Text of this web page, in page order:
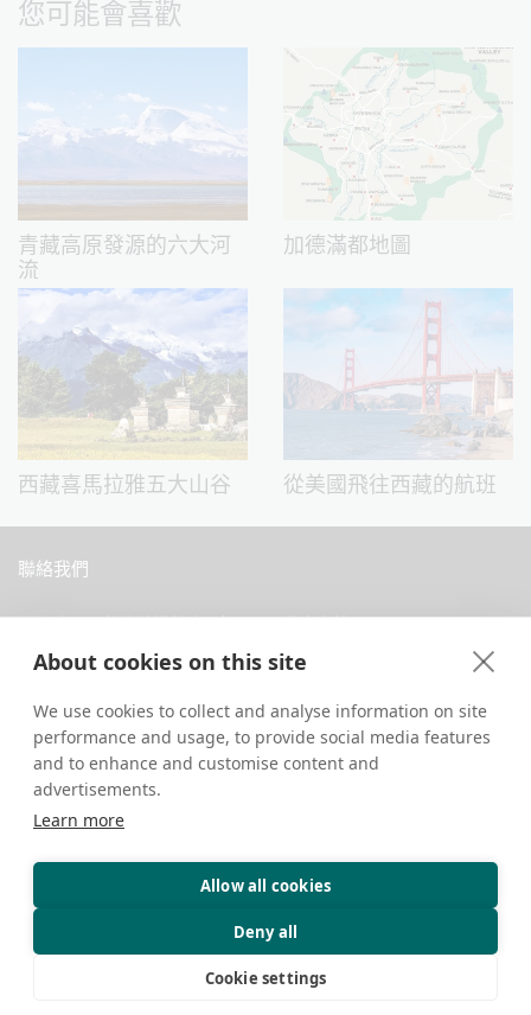
About cookies on this site
We use cookies to collect and analyse information on site
performance and usage, to provide social media features
and to enhance and customise content and
advertisements.
Learn more
Allow all cookies
Deny all
Cookie settings
您可能會喜歡
青藏高原發源的六大河
流
加德滿都地圖
西藏喜馬拉雅五大山谷 從美國飛往西藏的航班
聯絡我們
中國西藏拉薩當惹路8號 Dava 私人會館
+86 18583346229
inquiry@greattibettour.com
跟我們連絡
版權所有 © 2026. 保留所有權利. 旅遊小秘訣